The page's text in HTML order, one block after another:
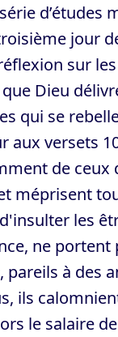
d’études
jour
sur les
Dieu
qui se
aux versets
de
méprisent
les
ne portent
à des
ils
le salaire